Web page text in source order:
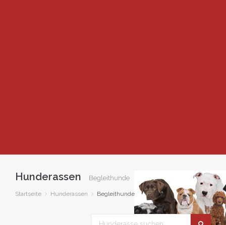
Hunderassen Begleithunde
Startseite Hunderassen Begleithunde